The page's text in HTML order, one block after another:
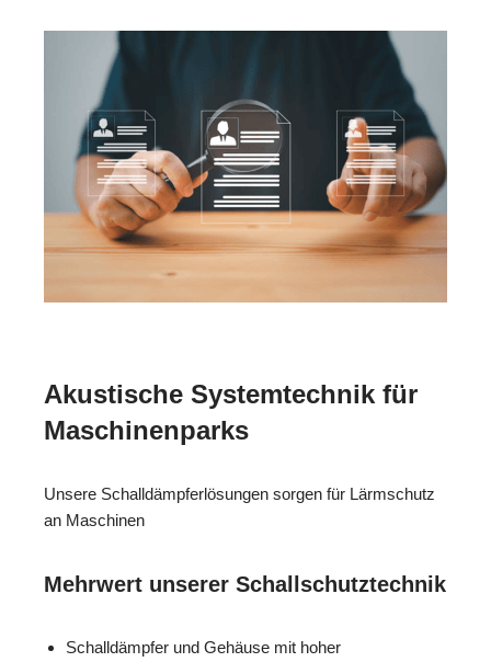
Akustische Systemtechnik für
Maschinenparks
Unsere Schalldämpferlösungen sorgen für Lärmschutz
an Maschinen
Mehrwert unserer Schallschutztechnik
Schalldämpfer und Gehäuse mit hoher